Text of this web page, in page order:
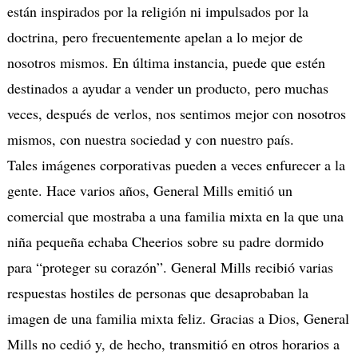
están inspirados por la religión ni impulsados ​​por la
doctrina, pero frecuentemente apelan a lo mejor de
nosotros mismos. En última instancia, puede que estén
destinados a ayudar a vender un producto, pero muchas
veces, después de verlos, nos sentimos mejor con nosotros
mismos, con nuestra sociedad y con nuestro país.
Tales imágenes corporativas pueden a veces enfurecer a la
gente. Hace varios años, General Mills emitió un
comercial que mostraba a una familia mixta en la que una
niña pequeña echaba Cheerios sobre su padre dormido
para “proteger su corazón”. General Mills recibió varias
respuestas hostiles de personas que desaprobaban la
imagen de una familia mixta feliz. Gracias a Dios, General
Mills no cedió y, de hecho, transmitió en otros horarios a